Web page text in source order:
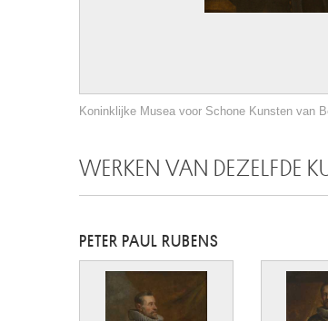
Koninklijke Musea voor Schone Kunsten van
WERKEN VAN DEZELFDE
PETER PAUL RUBENS